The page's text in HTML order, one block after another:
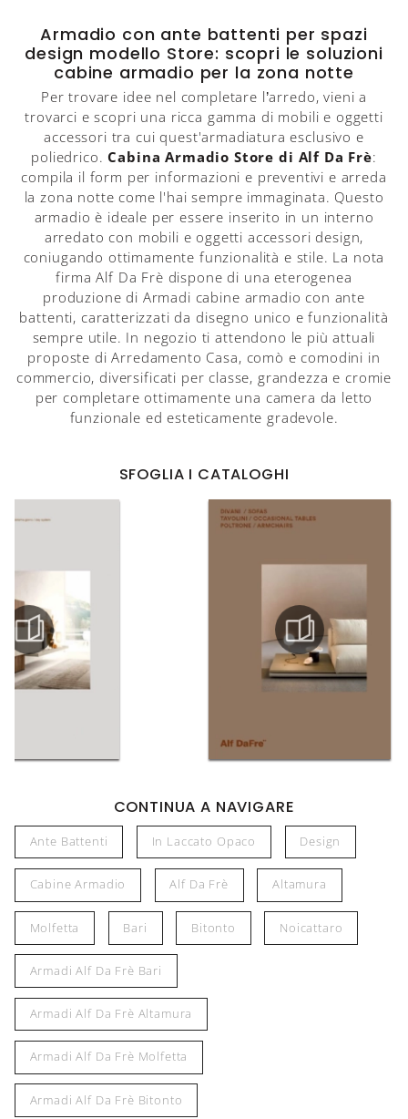
Armadio con ante battenti per spazi
design modello Store: scopri le soluzioni
cabine armadio per la zona notte
Per trovare idee nel completare l’arredo, vieni a
trovarci e scopri una ricca gamma di mobili e oggetti
accessori tra cui quest'armadiatura esclusivo e
poliedrico.Cabina Armadio Store di Alf Da Frè:
compila il form per informazioni e preventivi e arreda
la zona notte come l'hai sempre immaginata. Questo
armadio è ideale per essere inserito in un interno
arredato con mobili e oggetti accessori design,
coniugando ottimamente funzionalità e stile. La nota
firma Alf Da Frè dispone di una eterogenea
produzione di Armadi cabine armadio con ante
battenti, caratterizzati da disegno unico e funzionalità
sempre utile. In negozio ti attendono le più attuali
proposte di Arredamento Casa, comò e comodini in
commercio, diversificati per classe, grandezza e cromie
per completare ottimamente una camera da letto
funzionale ed esteticamente gradevole.
SFOGLIA I CATALOGHI
CONTINUA A NAVIGARE
Ante Battenti In Laccato Opaco Design
Cabine Armadio Alf Da Frè Altamura
Molfetta Bari Bitonto Noicattaro
Armadi Alf Da Frè Bari
Armadi Alf Da Frè Altamura
Armadi Alf Da Frè Molfetta
Armadi Alf Da Frè Bitonto